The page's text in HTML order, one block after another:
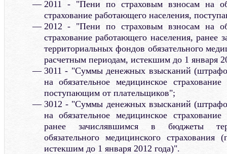
2011 - "Пени по страховым взносам на
страхование работающего населения,
2012 - "Пени по страховым взносам на
страхование работающего населения, ранее
территориальных фондов обязательного
расчетным периодам, истекшим до 1 января
3011 - "Суммы денежных взысканий
на обязательное медицинское
поступающим от плательщиков";
3012 - "Суммы денежных взысканий
на обязательное медицинское
ранее зачислявшимся в бюджеты
обязательного медицинского
истекшим до 1 января 2012 года)".